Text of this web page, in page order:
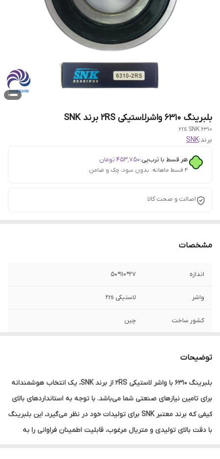
بلبرینگ 6310 واشرلاستیکی 2RS برند SNK
6310 2rs SNK
برند:SNK
هر قسط با ترب‌پی:۴۵۳٬۷۵۰ تومان
۴ قسط ماهانه. بدون سود، چک و ضامن.
اصالت و صحت کالا
مشخصات
اندازه 27*110*50
واشر لاستیکی 2rs
کشور ساخت چین
توضیحات
بلبرینگ 6310 با واشر لاستیکی 2RS از برند SNK، یک انتخاب هوشمندانه
برای تامین نیازهای صنعتی شما می‌باشد. با توجه به استانداردهای بالای
کیفی که برند معتبر SNK برای تولیدات خود در نظر می‌گیرد، این بلبرینگ
با دقت بالای تولیدی و متریال مرغوب، قابلیت اطمینان فراوانی را به